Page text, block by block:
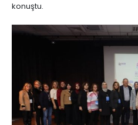
konuştu.